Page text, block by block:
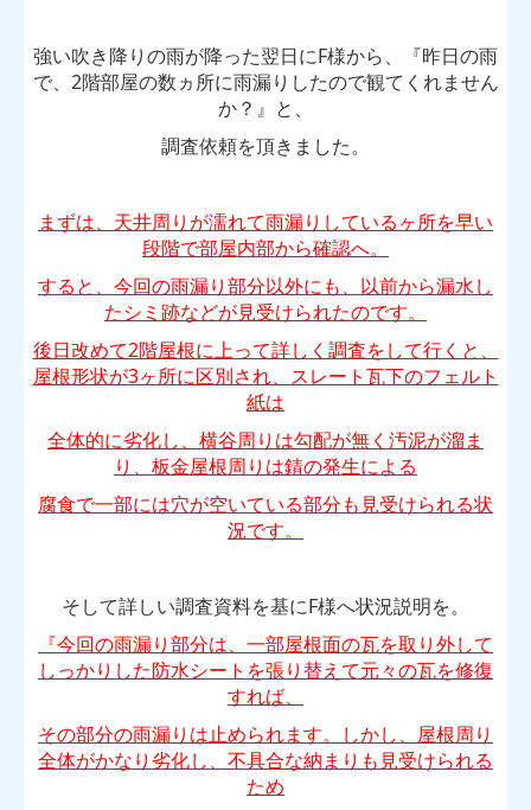
強い吹き降りの雨が降った翌日にF様から、『昨日の雨
で、2階部屋の数ヵ所に雨漏りしたので観てくれません
か？』と、
調査依頼を頂きました。
まずは、天井周りが濡れて雨漏りしているヶ所を早い
段階で部屋内部から確認へ。
すると、今回の雨漏り部分以外にも、以前から漏水し
たシミ跡などが見受けられたのです。
後日改めて2階屋根に上って詳しく調査をして行くと、
屋根形状が3ヶ所に区別され、スレート瓦下のフェルト
紙は
全体的に劣化し、横谷周りは勾配が無く汚泥が溜ま
り、板金屋根周りは錆の発生による
腐食で一部には穴が空いている部分も見受けられる状
況です。
そして詳しい調査資料を基にF様へ状況説明を。
『今回の雨漏り部分は、一部屋根面の瓦を取り外して
しっかりした防水シートを張り替えて元々の瓦を修復
すれば、
その部分の雨漏りは止められます。しかし、屋根周り
全体がかなり劣化し、不具合な納まりも見受けられる
ため